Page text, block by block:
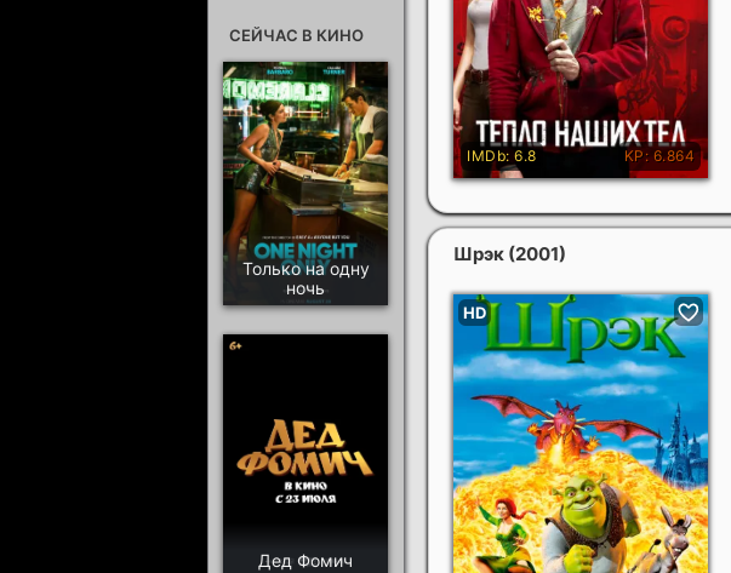
Шрэк (2001)
СЕЙЧАС В КИНО
Только на одну
ночь
Дед Фомич